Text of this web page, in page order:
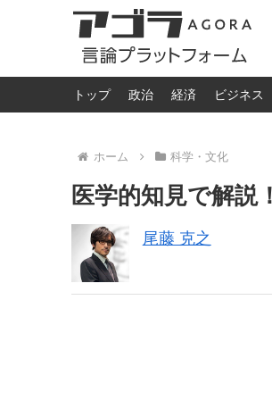
トップ 政治 経済 ビジネス
ホーム 科学・文化
医学的知見で解説
尾藤 克之